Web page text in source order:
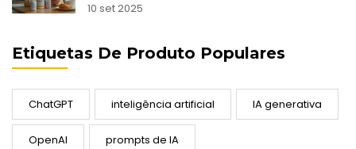
10 set 2025
Etiquetas De Produto Populares
ChatGPT inteligência artificial IA generativa
OpenAI prompts de IA